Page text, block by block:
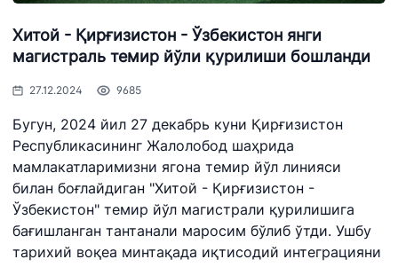
"Тошшаҳартрансхизмат"
Ишонч телефон
рақами
1062
"Ўзавтовокзал
Ишонч телефон
рақами
+998 (71) 207-
87-00
+998 (71) 207-
87-02
Автомобил
Ишонч телефон
рақами
+998 (71) 200-
02-04
+998 (71) 207-
Хитой - Қирғизистон - Ўзбекистон янги
магистраль темир йўли қурилиши бошланди
27.12.2024 9685
Бугун, 2024 йил 27 декабрь куни Қирғизистон
Республикасининг Жалолобод шаҳрида
мамлакатларимизни ягона темир йўл линияси
билан боғлайдиган "Хитой - Қирғизистон -
Ўзбекистон" темир йўл магистрали қурилишига
бағишланган тантанали маросим бўлиб ўтди. Ушбу
тарихий воқеа минтақада иқтисодий интеграцияни